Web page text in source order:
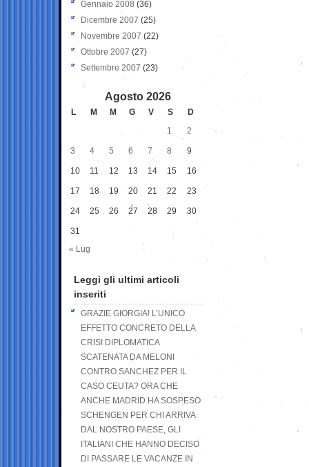
Gennaio 2008 (36)
Dicembre 2007 (25)
Novembre 2007 (22)
Ottobre 2007 (27)
Settembre 2007 (23)
Agosto 2026
L M M G V S
D
1
2
3 4 5 6 7 8 9
10 11 12 13 14 15 16
17 18 19 20 21 22 23
24 25 26 27 28 29 30
31
« Lug
Leggi gli ultimi articoli
inseriti
GRAZIE GIORGIA! L’UNICO
EFFETTO CONCRETO DELLA
CRISI DIPLOMATICA
SCATENATA DA MELONI
CONTRO SANCHEZ PER IL
CASO CEUTA? ORA CHE
ANCHE MADRID HA SOSPESO
SCHENGEN PER CHI ARRIVA
DAL NOSTRO PAESE, GLI
ITALIANI CHE HANNO DECISO
DI PASSARE LE VACANZE IN